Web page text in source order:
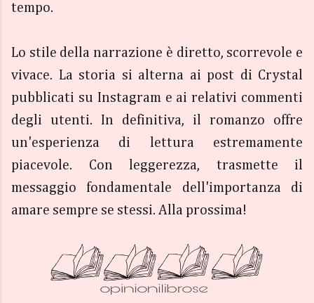
tempo.
Lo stile della narrazione è diretto, scorrevole e
vivace. La storia si alterna ai post di Crystal
pubblicati su Instagram e ai relativi commenti
degli utenti. In definitiva, il romanzo offre
un'esperienza di lettura estremamente
piacevole. Con leggerezza, trasmette il
messaggio fondamentale dell'importanza di
amare sempre se stessi. Alla prossima!